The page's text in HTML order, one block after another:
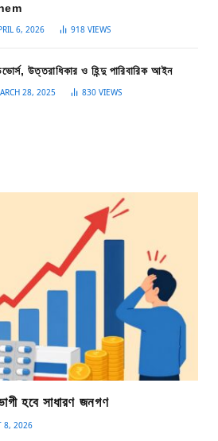
6, 2026 918 VIEWS
উত্তরাধিকার ও হিন্দু পারিবারিক আইন
28, 2025 830 VIEWS
হবে সাধারণ জনগণ
8, 2026